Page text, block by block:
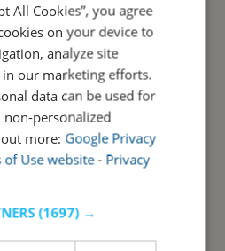
algunas de las playas más
la región y de varios de los
Europa. Entre días de sol, mar y
de partida ideal para descubrir
que ofrecer.
estación de tren de Almancil, lo
para explorar la región.
de diversión en familia, el
25 minutos en coche,
uno de los parques
se encuentra a solo 5 km.
ENGLISH
PORTUGUESE
All Cookies”, you agree
on your device to
analyze site
in our marketing efforts.
data can be used for
non-personalized
more: Google Privacy
of Use website- Privacy
(1697) →